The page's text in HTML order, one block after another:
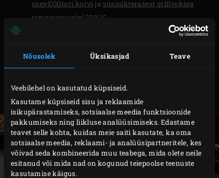
Nõusolek Üksikasjad Teave
Veebilehel on kasutatud küpsiseid.
Kasutame küpsiseid sisu ja reklaamide
isikupärastamiseks, sotsiaalse meedia funktsioonide
pakkumiseks ning liikluse analüüsimiseks. Edastame
teavet selle kohta, kuidas meie saiti kasutate, ka oma
sotsiaalse meedia, reklaami- ja analüüsipartneritele, kes
võivad seda kombineerida muu teabega, mida olete neile
esitanud või mida nad on kogunud teiepoolse teenuste
kasutamise käigus.
convEGGtori korvi ja süsinikterasest grillvokiga
temperatuurini 230 °C.
Lõika tempe 1½ cm kuubikuteks. Koori sibulad ja
ja sisuosa ning lõika suuremateks tükkideks.
tšilli ratasteks. Koori küüslauk ja haki peeneks.
Poolita oliivid.